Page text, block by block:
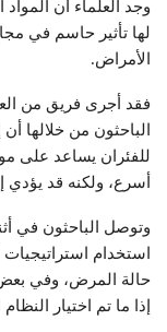
وجد العلماء أن
لها تأثير حاسم في
الأمراض.
فقد أجرى فريق من
الباحثون من خلالها
للفئران يساعد على
أسرع، ولكنه قد يؤدي
وتوصل الباحثون في
استخدام
حالة المرض، وفي
إذا ما تم اختيار